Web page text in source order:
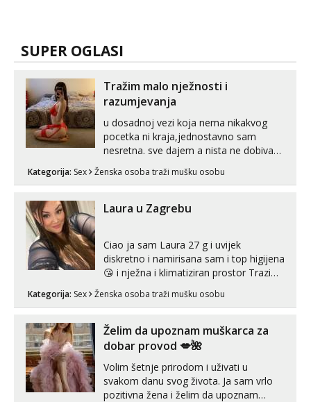
SUPER OGLASI
Tražim malo nježnosti i
razumjevanja
u dosadnoj vezi koja nema nikakvog
pocetka ni kraja,jednostavno sam
nesretna. sve dajem a nista ne dobivam
zadovoljiti moje potrebe,ne trazim puno
volim njezan seks i njezne poljupce po
tijelu koji me jako pale,obozavam kad
Kategorija: Sex Ženska osoba traži mušku osobu
Laura u Zagrebu
Ciao ja sam Laura 27 g i uvijek
diskretno i namirisana sam i top higijena
😘 i nježna i klimatiziran prostor Trazim
Pusenje i gutanje sperme Erotsko rublje
tijelu Iskljucivo neradim analni !!! I
neljubim se Wha...
Kategorija: Sex Ženska osoba traži mušku osobu
Želim da upoznam muškarca za
dobar provod 💋🌺
Volim šetnje prirodom i uživati u
svakom danu svog života. Ja sam vrlo
pozitivna žena i želim da upoznam